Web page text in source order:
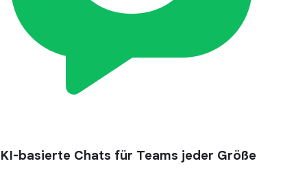
KI-basierte Chats für Teams jeder Größe